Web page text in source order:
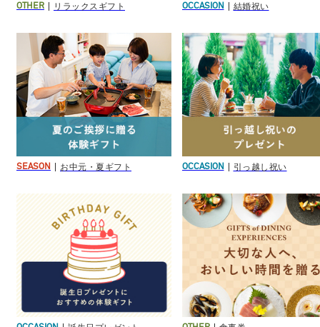
OTHER リラックスギフト OCCASION 結婚祝い
SEASON お中元・夏ギフト OCCASION 引っ越し祝い